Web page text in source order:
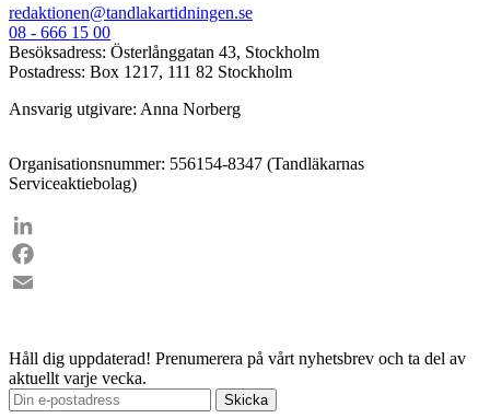
redaktionen@tandlakartidningen.se
08 - 666 15 00
Besöksadress: Österlånggatan 43, Stockholm
Postadress: Box 1217, 111 82 Stockholm
Ansvarig utgivare: Anna Norberg
Organisationsnummer: 556154-8347 (Tandläkarnas
Serviceaktiebolag)
LinkedIn
Facebook
Håll dig uppdaterad! Prenumerera på vårt nyhetsbrev och ta del av
aktuellt varje vecka.